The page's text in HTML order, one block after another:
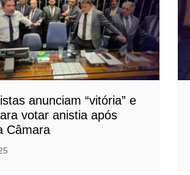
anunciam “vitória” e
votar anistia após
Câmara